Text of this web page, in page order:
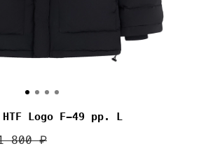
HTF Logo F-49 рр. L
800 ₽